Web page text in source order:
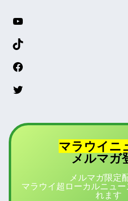
マラウイニ
メルマガ
メルマガ限定
マラウイ超ローカルニュ
れます